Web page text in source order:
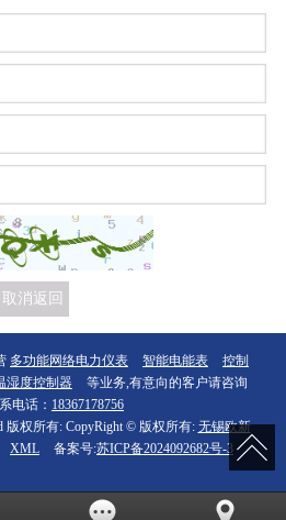
取消返回
多功能网络电力仪表 智能电能表
控制
湿度控制器
等业务,有意向的客户请咨询
电话： 18367178756
版权所有: CopyRight © 版权所有: 无锡欧新
XML 备案号:苏ICP备2024092682号-3